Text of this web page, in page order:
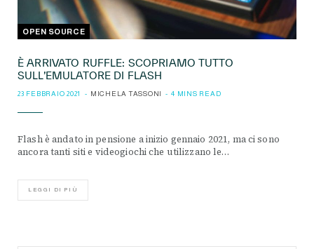
OPEN SOURCE
È ARRIVATO RUFFLE: SCOPRIAMO TUTTO
SULL’EMULATORE DI FLASH
23 FEBBRAIO 2021 MICHELA TASSONI 4 MINS READ
Flash è andato in pensione a inizio gennaio 2021, ma ci sono
ancora tanti siti e videogiochi che utilizzano le…
LEGGI DI PIÙ